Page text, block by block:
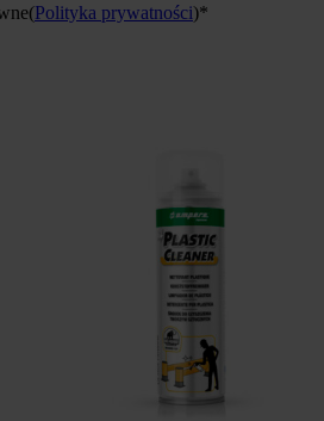
(Polityka prywatności)*